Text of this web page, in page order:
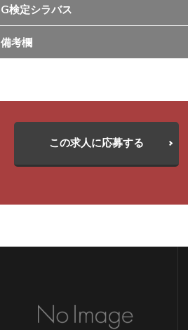
タセ
ット
の情
報
G検定シラバス
備考欄
この求人に応募する